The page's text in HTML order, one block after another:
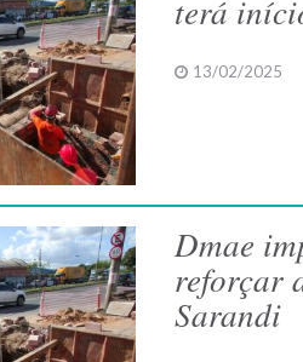
terá
13/02/2025
Dmae
reforçar
Sarandi